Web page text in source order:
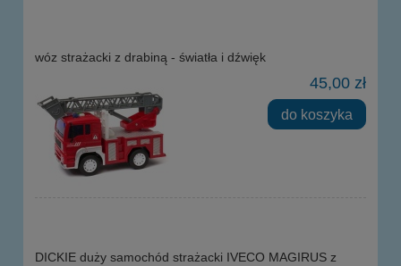
wóz strażacki z drabiną - światła i dźwięk
45,00 zł
do koszyka
DICKIE duży samochód strażacki IVECO MAGIRUS z